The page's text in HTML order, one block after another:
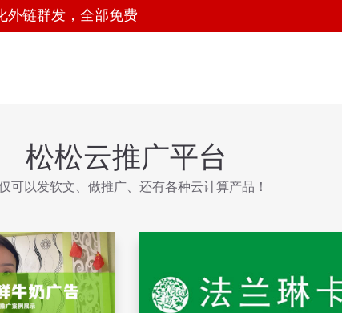
外链群发，全部免费
松松云推广平台
可以发软文、做推广、还有各种云计算产品！